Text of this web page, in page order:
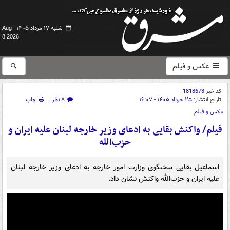
شنبه ۱۷ مرداد ۱۴۰۵ -
Aug
8 2026
عکس و فیلم
کد خبر1818673
تاریخ انتشار: ۲۵ خرداد ۱۴۰۵ - ۱۶:۰۷ ۸ نظر
چاپ
عکس و فیلم
فیلم/ واکنش بقایی به ادعای وزیر خارجه لبنان علیه ایران و
حزب‌الله
اسماعیل بقایی سخنگوی وزارت امور خارجه به ادعای وزیر خارجه لبنان
علیه ایران و حزب‌الله واکنش نشان داد.